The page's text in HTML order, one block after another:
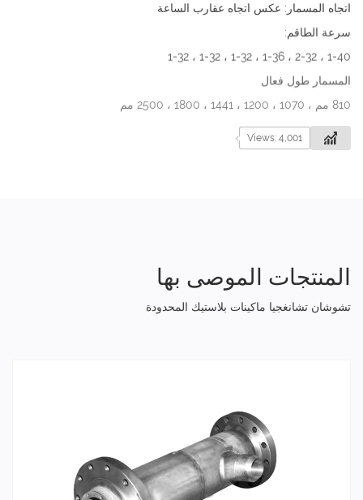
اتجاه المسمار: عكس اتجاه عقارب الساعة
سرعة الطاقم:
1-40 ، 2-32 ، 1-36 ، 1-32 ، 1-32 ، 1-32
المسمار طول فعال
810 مم ، 1070 ، 1200 ، 1441 ، 1800 ، 2500 مم
Views: 4,001
المنتجات الموصى بها
تشوشان تشانغجيا ماكينات بلاستيك المحدودة